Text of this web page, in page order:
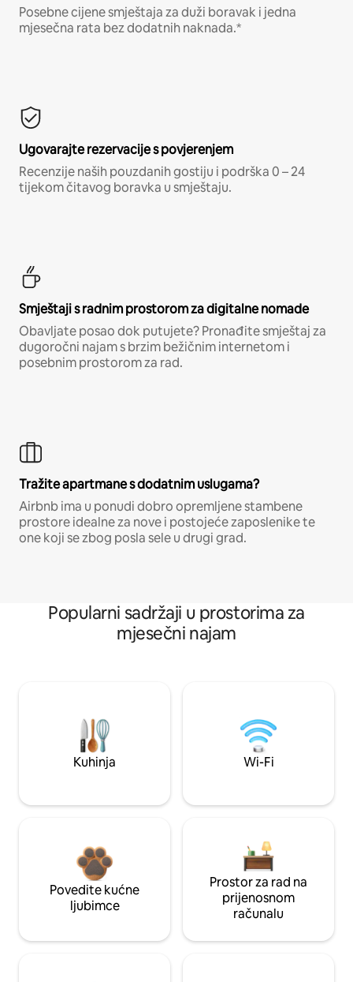
Posebne cijene smještaja za duži boravak i jedna
mjesečna rata bez dodatnih naknada.*
Ugovarajte rezervacije s povjerenjem
Recenzije naših pouzdanih gostiju i podrška 0 – 24
tijekom čitavog boravka u smještaju.
Smještaji s radnim prostorom za digitalne nomade
Obavljate posao dok putujete? Pronađite smještaj za
dugoročni najam s brzim bežičnim internetom i
posebnim prostorom za rad.
Tražite apartmane s dodatnim uslugama?
Airbnb ima u ponudi dobro opremljene stambene
prostore idealne za nove i postojeće zaposlenike te
one koji se zbog posla sele u drugi grad.
Popularni sadržaji u prostorima za
mjesečni najam
Kuhinja Wi-Fi
Povedite kućne
ljubimce
Prostor za rad na
prijenosnom
računalu